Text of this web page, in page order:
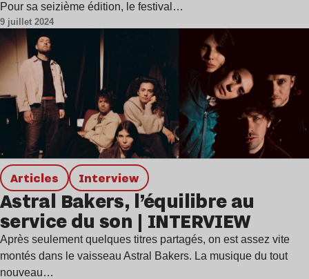
Pour sa seizième édition, le festival…
9 juillet 2024
Articles interview
Astral Bakers, l’équilibre au
service du son | INTERVIEW
Après seulement quelques titres partagés, on est assez vite
montés dans le vaisseau Astral Bakers. La musique du tout
nouveau…